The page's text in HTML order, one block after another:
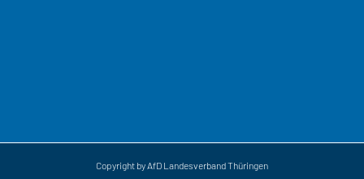
Copyright by AfD Landesverband Thüringen